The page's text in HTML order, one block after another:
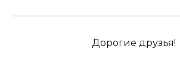
Дорогие друзья!